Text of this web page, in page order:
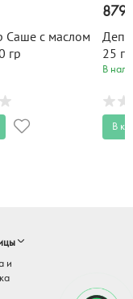
Саше с маслом
гр
879
25 гр
В
В
и